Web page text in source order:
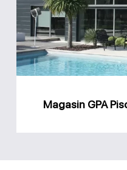
Magasin GPA